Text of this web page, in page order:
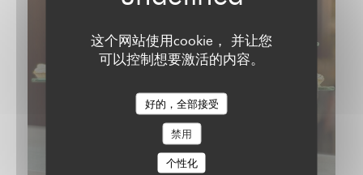
这个网站使用cookie， 并让您
可以控制想要激活的内容。
好的，全部接受
禁用
个性化